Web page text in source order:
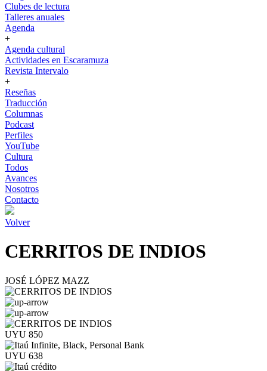
Clubes de lectura
Talleres anuales
Agenda
+
Agenda cultural
Actividades en Escaramuza
Revista Intervalo
+
Reseñas
Traducción
Columnas
Podcast
Perfiles
YouTube
Cultura
Todos
Avances
Nosotros
Contacto
Volver
CERRITOS DE INDIOS
JOSÉ LÓPEZ MAZZ
UYU 850
UYU 638